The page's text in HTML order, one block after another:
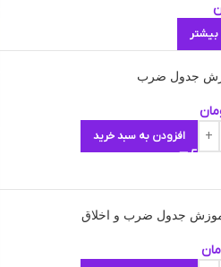
بیشتر
جدول ضرب
افزودن به سبد خرید
جدول ضرب و اخلاق